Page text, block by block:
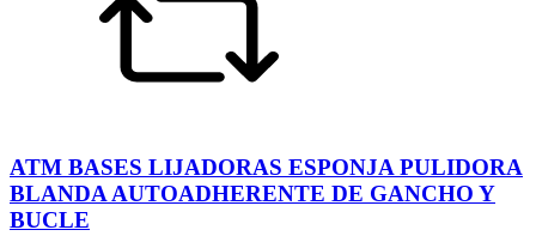
ATM BASES LIJADORAS ESPONJA PULIDORA
BLANDA AUTOADHERENTE DE GANCHO Y
BUCLE